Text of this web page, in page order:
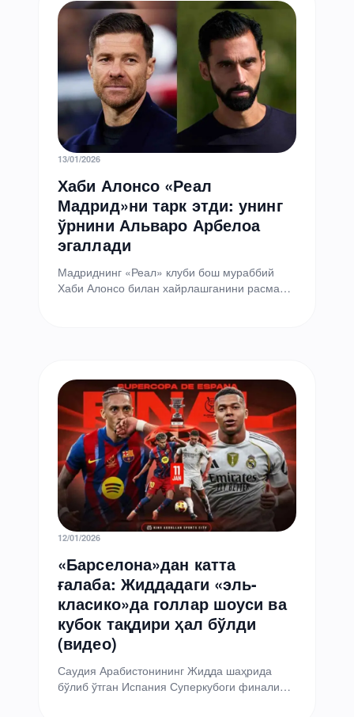
13/01/2026
Хаби Алонсо «Реал
Мадрид»ни тарк этди: унинг
ўрнини Альваро Арбелоа
эгаллади
Мадриднинг «Реал» клуби бош мураббий
Хаби Алонсо билан хайрлашганини расман
12/01/2026
«Барселона»дан катта
ғалаба: Жиддадаги «эль-
класико»да гoллар шоуси ва
кубок тақдири ҳал бўлди
(видео)
Саудия Арабистонининг Жидда шаҳрида
бўлиб ўтган Испания Суперкубоги финали